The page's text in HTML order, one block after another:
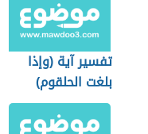
تفسير آية (وإذا
بلغت الحلقوم)